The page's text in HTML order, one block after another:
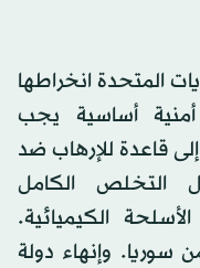
المتحدة انخراطها
أساسية يجب
قاعدة للإرهاب ضد
التخلص الكامل
الكيميائية.
سوريا. وإنهاء دولة